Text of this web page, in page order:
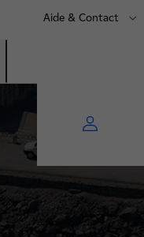
Aide & Contact